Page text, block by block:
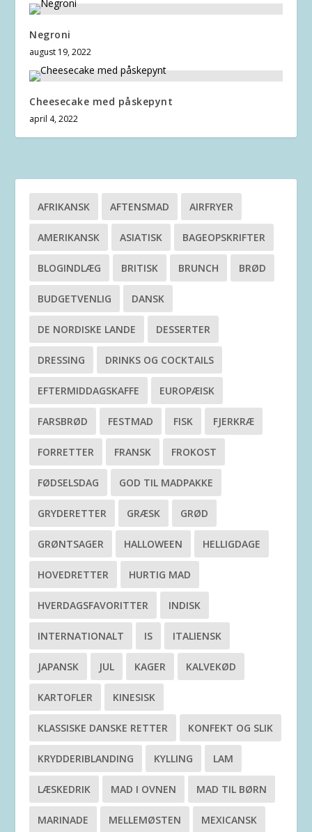
Negroni
august 19, 2022
Cheesecake med påskepynt
april 4, 2022
AFRIKANSK AFTENSMAD AIRFRYER
AMERIKANSK ASIATISK BAGEOPSKRIFTER
BLOGINDLÆG BRITISK BRUNCH BRØD
BUDGETVENLIG DANSK
DE NORDISKE LANDE DESSERTER
DRESSING DRINKS OG COCKTAILS
EFTERMIDDAGSKAFFE EUROPÆISK
FARSBRØD FESTMAD FISK FJERKRÆ
FORRETTER FRANSK FROKOST
FØDSELSDAG GOD TIL MADPAKKE
GRYDERETTER GRÆSK GRØD
GRØNTSAGER HALLOWEEN HELLIGDAGE
HOVEDRETTER HURTIG MAD
HVERDAGSFAVORITTER INDISK
INTERNATIONALT IS ITALIENSK
JAPANSK JUL KAGER KALVEKØD
KARTOFLER KINESISK
KLASSISKE DANSKE RETTER KONFEKT OG SLIK
KRYDDERIBLANDING KYLLING LAM
LÆSKEDRIK MAD I OVNEN MAD TIL BØRN
MARINADE MELLEMØSTEN MEXICANSK